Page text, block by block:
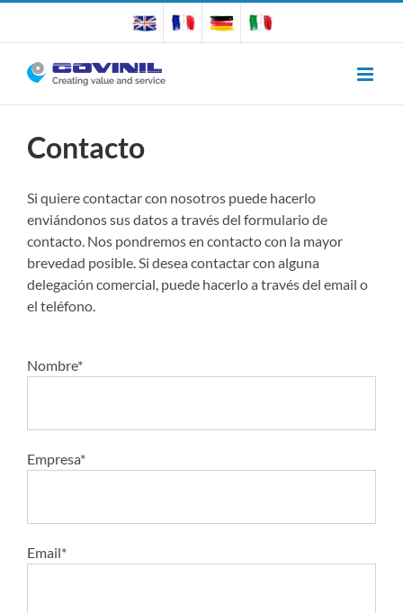
Contacto
Si quiere contactar con nosotros puede hacerlo
enviándonos sus datos a través del formulario de
contacto. Nos pondremos en contacto con la mayor
brevedad posible. Si desea contactar con alguna
delegación comercial, puede hacerlo a través del email o
el teléfono.
Nombre*
Empresa*
Email*